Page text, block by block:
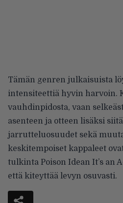
Tämän genren julkaisuista
intensiteettiä hyvin harvoin.
vauhdinpidosta, vaan
asenteen ja otteen lisäksi
jarrutteluosuudet sekä
keskitempoiset kappaleet
tulkinta Poison Idean It’s an
että kiteyttää levyn osuvasti.